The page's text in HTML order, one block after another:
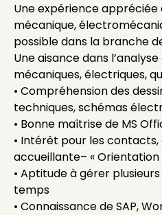
Une expérience appréciée
mécanique,
possible dans la branche
Une aisance dans
mécaniques, électriques,
• Compréhension des
techniques, schémas
• Bonne maîtrise de MS
• Intérêt pour les
accueillante– « Orientation
• Aptitude à gérer
temps
• Connaissance de SAP,